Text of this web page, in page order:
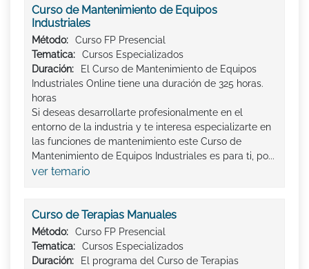
Curso de Mantenimiento de Equipos
Industriales
Método:
Curso FP Presencial
Tematica:
Cursos Especializados
Duración:
El Curso de Mantenimiento de Equipos
Industriales Online tiene una duración de 325 horas.
horas
Si deseas desarrollarte profesionalmente en el
entorno de la industria y te interesa especializarte en
las funciones de mantenimiento este Curso de
Mantenimiento de Equipos Industriales es para ti, po...
ver temario
Curso de Terapias Manuales
Método:
Curso FP Presencial
Tematica:
Cursos Especializados
Duración:
El programa del Curso de Terapias